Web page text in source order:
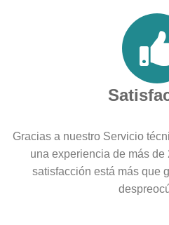
Gracias a nuestro Servicio
una experiencia de más de
satisfacción está más que